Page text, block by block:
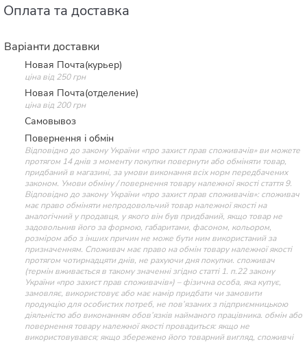
Оплата та доставка
Варіанти доставки
Новая Почта(курьер)
ціна від 250 грн
Новая Почта(отделение)
ціна від 200 грн
Самовывоз
Повернення і обмін
Відповідно до закону України «про захист прав споживачів» ви можете
протягом 14 днів з моменту покупки повернути або обміняти товар,
придбаний в магазині, за умови виконання всіх норм передбачених
законом. Умови обміну / повернення товару належної якості стаття 9.
Відповідно до закону України «про захист прав споживачів»: споживач
має право обміняти непродовольчий товар належної якості на
аналогічний у продавця, у якого він був придбаний, якщо товар не
задовольнив його за формою, габаритами, фасоном, кольором,
розміром або з інших причин не може бути ним використаний за
призначенням. Споживач має право на обмін товару належної якості
протягом чотирнадцяти днів, не рахуючи дня покупки. споживач
(термін вживається в такому значенні згідно статті 1. п.22 закону
України «про захист прав споживачів») – фізична особа, яка купує,
замовляє, використовує або має намір придбати чи замовити
продукцію для особистих потреб, не пов’язаних з підприємницькою
діяльністю або виконанням обов’язків найманого працівника. обмін або
повернення товару належної якості провадиться: якщо не
використовувався; якщо збережено його товарний вигляд, споживчі